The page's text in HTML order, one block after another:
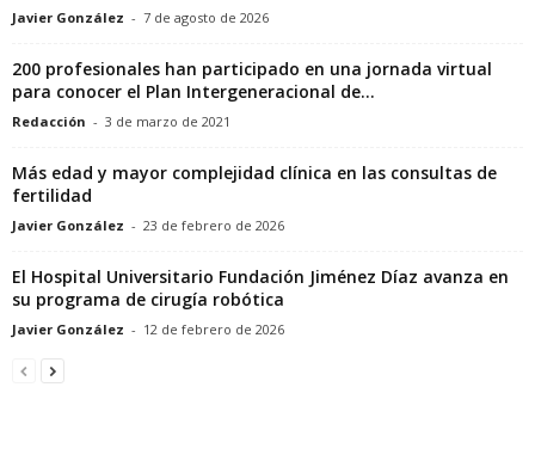
Javier González - 7 de agosto de 2026
200 profesionales han participado en una jornada virtual
para conocer el Plan Intergeneracional de...
Redacción - 3 de marzo de 2021
Más edad y mayor complejidad clínica en las consultas de
fertilidad
Javier González - 23 de febrero de 2026
El Hospital Universitario Fundación Jiménez Díaz avanza en
su programa de cirugía robótica
Javier González - 12 de febrero de 2026